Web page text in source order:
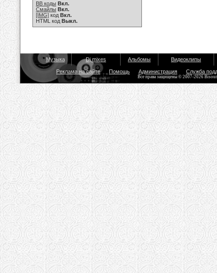
BB коды Вкл.
Смайлы Вкл.
[IMG] код Вкл.
HTML код Выкл.
Музыка Dj mixes Альбомы Видеоклипы
Реклама на сайте Помощь Администрация Служба
Все права защищены © 2007-2026